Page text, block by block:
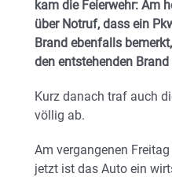
kam die Feierwehr: Am
über Notruf, dass ein
Brand ebenfalls
den entstehenden
Kurz danach traf auch
völlig ab.
Am vergangenen
jetzt ist das Auto ein